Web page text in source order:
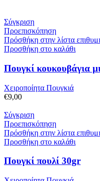
Σύγκριση
Προεπισκόπηση
Πρόσθήκη στην λίστα
Προσθήκη στο καλάθι
Πουγκί κουκουβάγια
Χειροποίητα Πουγκιά
€9,00
Σύγκριση
Προεπισκόπηση
Πρόσθήκη στην λίστα
Προσθήκη στο καλάθι
Πουγκί πουλί 30gr